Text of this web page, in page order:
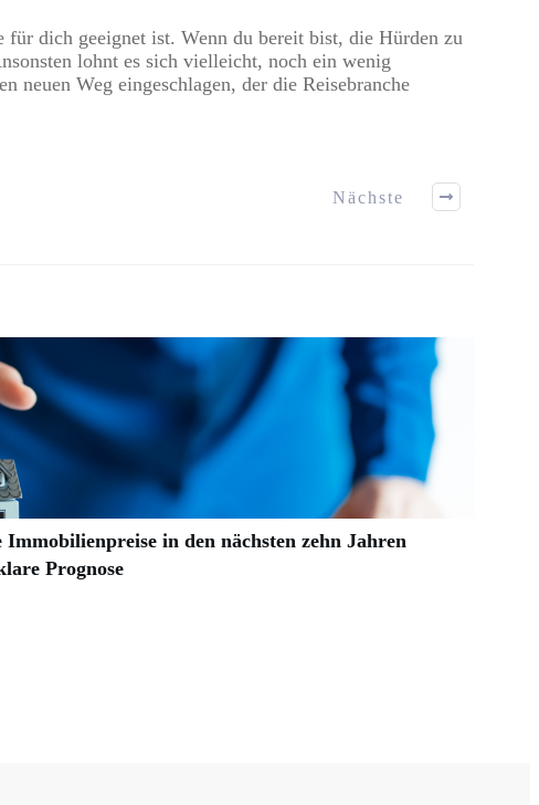
für dich geeignet ist. Wenn du bereit bist, die Hürden zu
lohnt es sich vielleicht, noch ein wenig
neuen Weg eingeschlagen, der die Reisebranche
Nächste
Immobilienpreise in den nächsten zehn Jahren
Prognose